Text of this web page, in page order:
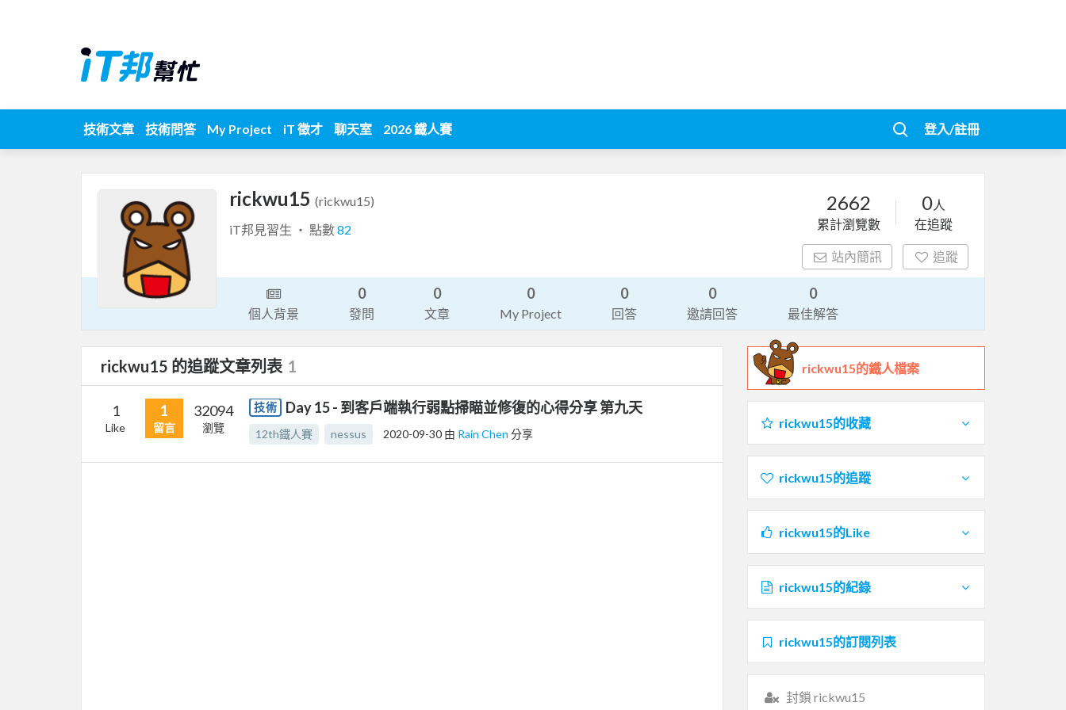
技術文章 技術問答 My Project iT 徵才 聊天室 2026 鐵人賽 登入/註冊
rickwu15 (rickwu15)
iT邦見習生 ‧ 點數82
2662
累計瀏覽數
0人
在追蹤
站內簡訊 追蹤
個人背景
0
發問
0
文章
0
My Project
0
回答
0
邀請回答
0
最佳解答
rickwu15 的追蹤文章列表 1
1
Like
1
留言
32094
瀏覽
技術 Day 15 - 到客戶端執行弱點掃瞄並修復的心得分享 第九天
12th鐵人賽 nessus 2020-09-30 由 Rain Chen 分享
rickwu15的鐵人檔案
rickwu15的收藏
rickwu15的追蹤
rickwu15的Like
rickwu15的紀錄
rickwu15的訂閱列表
封鎖 rickwu15